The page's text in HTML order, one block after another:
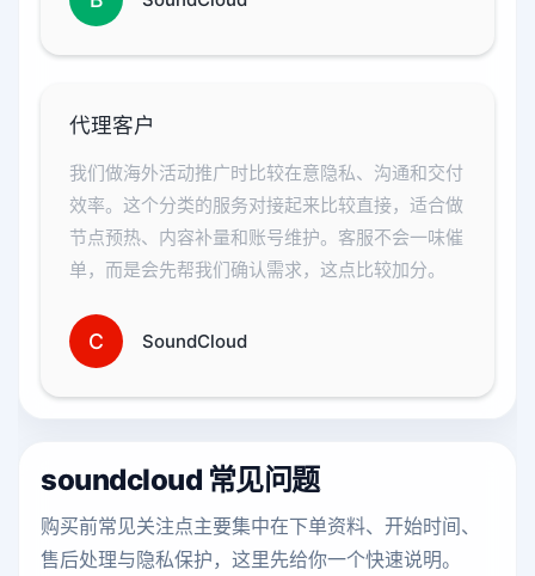
代理客户
我们做海外活动推广时比较在意隐私、沟通和交付
效率。这个分类的服务对接起来比较直接，适合做
节点预热、内容补量和账号维护。客服不会一味催
单，而是会先帮我们确认需求，这点比较加分。
C SoundCloud
soundcloud 常见问题
购买前常见关注点主要集中在下单资料、开始时间、
售后处理与隐私保护，这里先给你一个快速说明。